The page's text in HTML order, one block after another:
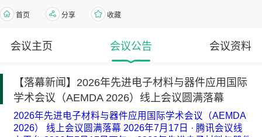
首页 分享 收藏
会议主页 会议公告 会议资料
【落幕新闻】2026年先进电子材料与器件应用国际
学术会议（AEMDA 2026）线上会议圆满落幕
2026年先进电子材料与器件应用国际学术会议（AEMDA
2026） 线上会议圆满落幕 2026年7月17日 · 腾讯会议线